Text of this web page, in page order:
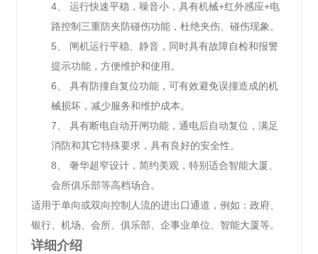
4、
运行快速平稳，噪音小，具有机械+红外感应+电
路控制三重防夹防碰伤功能，杜绝夹伤、碰伤现象。
5、
闸机运行平稳、静音，同时具有故障自检和报警
提示功能，方便维护和使用。
6、
具有防撞自复位功能，可有效避免误撞造成的机
械损坏，减少服务和维护成本。
7、
具有断电自动开闸功能，通电后自动复位，满足
消防和其它特殊要求，具有良好的安全性。
8、
奢华超窄设计，简约美观，特别适合智能大厦、
会所俱乐部等高档场合。
适用于单向或双向控制人流的进出口通道，例如：政府、
银行、机场、会所、俱乐部、企事业单位、智能大厦等。
详细介绍